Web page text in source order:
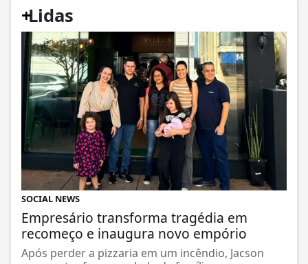
+
Lidas
SOCIAL NEWS
Empresário transforma tragédia em
recomeço e inaugura novo empório
Após perder a pizzaria em um incêndio, Jacson